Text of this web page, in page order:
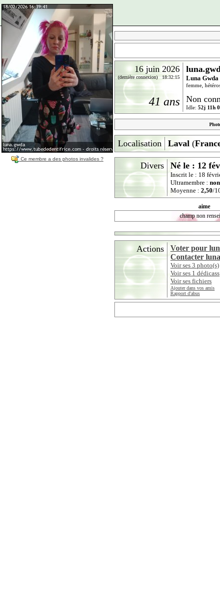
Ce membre a des photos invalides ?
16 juin 2026
(dernière connexion) 18:32:15 Luna Gwda
femme,
Non
Idle: 52j 11h
41 ans
Localisation Laval (
Divers Né le : 12
Inscrit le : 18
Ultramembre : non
Moyenne : 2,50/
aime
champ non
Actions
Voter pour
Contacter
Voir ses 3 photo(s)
Voir ses 1 dédicass
Voir ses fichiers
Ajouter dans vos amis
Rapport d'abus